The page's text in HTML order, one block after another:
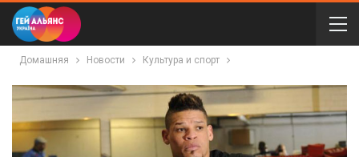
Домашняя Новости Культура и спорт